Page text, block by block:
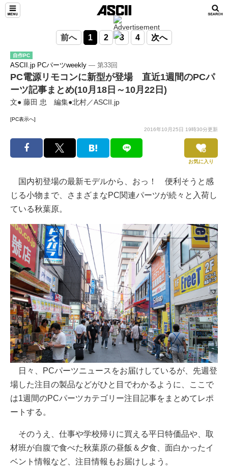
前へ 1 2 3 4 次へ
自作PC
ASCII.jp PCパーツweekly ― 第33回
PC電源リモコンに新型が登場 直近1週間のPCパ
ーツ記事まとめ(10月18日～10月22日)
文● 藤田 忠 編集●北村／ASCII.jp
[PC表示へ]
2016年10月25日 19時30分更新
お気に入り
国内初登場の最新モデルから、おっ！ 便利そうと感
じる小物まで、さまざまなPC関連パーツが続々と入荷し
ている秋葉原。
日々、PCパーツニュースをお届けしているが、先週登
場した注目の製品などがひと目でわかるように、ここで
は1週間のPCパーツカテゴリー注目記事をまとめてレポ
ートする。
そのうえ、仕事や学校帰りに買える平日特価品や、取
材班が自腹で食べた秋葉原の昼飯＆夕食、面白かったイ
ベント情報など、注目情報もお届けしよう。